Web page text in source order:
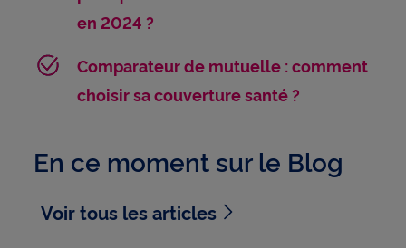
en 2024 ?
Comparateur de mutuelle : comment
choisir sa couverture santé ?
En ce moment sur le Blog
Voir tous les articles